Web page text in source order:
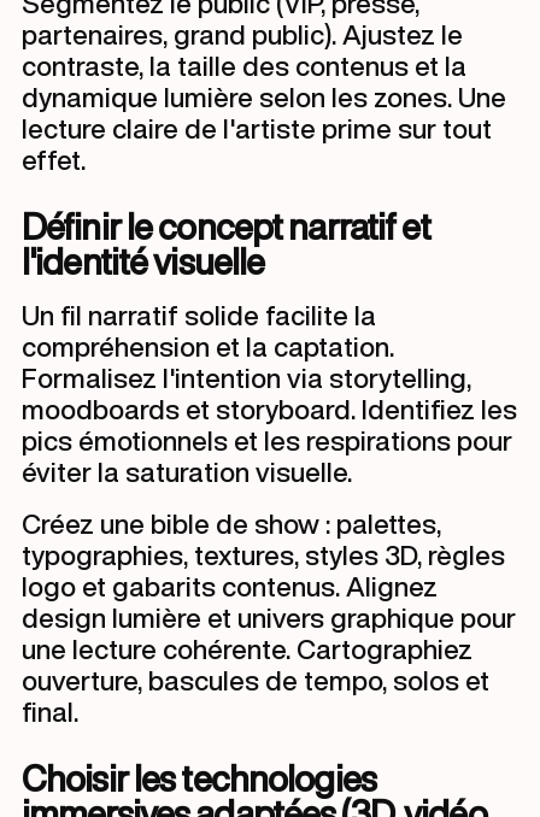
partenaires, grand public). Ajustez le
contraste, la taille des contenus et la
dynamique lumière selon les zones. Une
lecture claire de l'artiste prime sur tout
effet.
Définir le concept narratif et
l'identité visuelle
Un fil narratif solide facilite la
compréhension et la captation.
Formalisez l'intention via storytelling,
moodboards et storyboard. Identifiez les
pics émotionnels et les respirations pour
éviter la saturation visuelle.
Créez une bible de show : palettes,
typographies, textures, styles 3D, règles
logo et gabarits contenus. Alignez
design lumière et univers graphique pour
une lecture cohérente. Cartographiez
ouverture, bascules de tempo, solos et
final.
Choisir les technologies